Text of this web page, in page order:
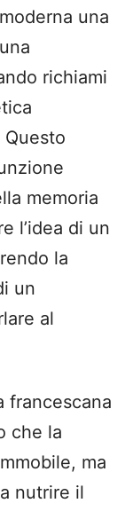
una
richiami
memoria
l’idea di un
la
un
al
francescana
che la
ma
nutrire il